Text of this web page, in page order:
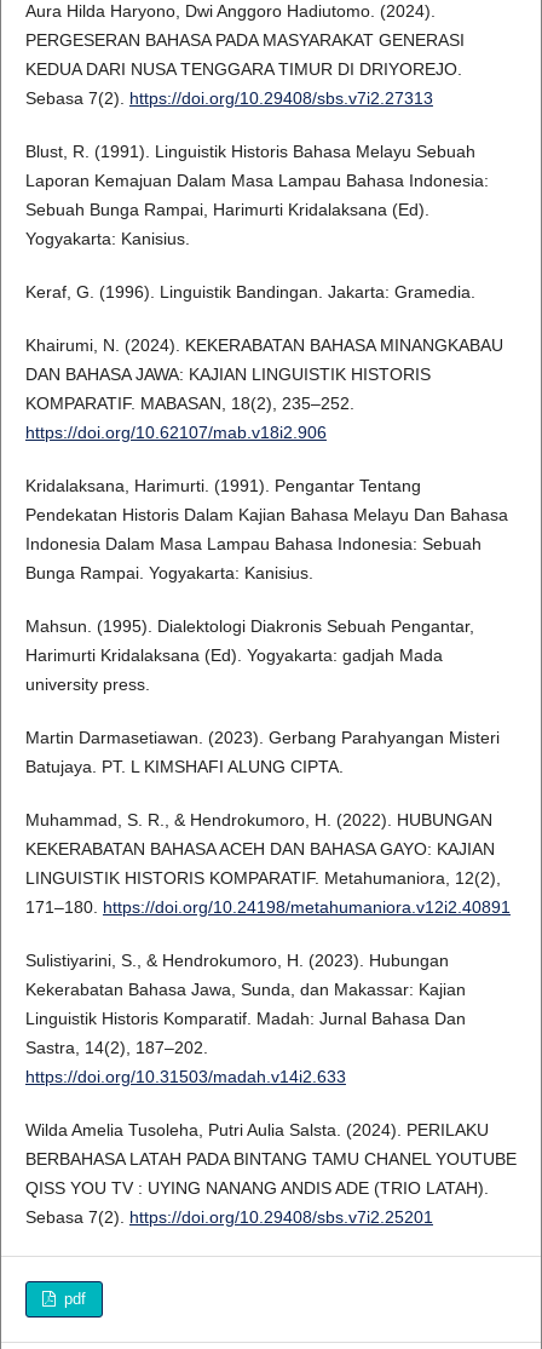
Aura Hilda Haryono, Dwi Anggoro Hadiutomo. (2024).
PERGESERAN BAHASA PADA MASYARAKAT GENERASI
KEDUA DARI NUSA TENGGARA TIMUR DI DRIYOREJO.
Sebasa 7(2). https://doi.org/10.29408/sbs.v7i2.27313
Blust, R. (1991). Linguistik Historis Bahasa Melayu Sebuah
Laporan Kemajuan Dalam Masa Lampau Bahasa Indonesia:
Sebuah Bunga Rampai, Harimurti Kridalaksana (Ed).
Yogyakarta: Kanisius.
Keraf, G. (1996). Linguistik Bandingan. Jakarta: Gramedia.
Khairumi, N. (2024). KEKERABATAN BAHASA MINANGKABAU
DAN BAHASA JAWA: KAJIAN LINGUISTIK HISTORIS
KOMPARATIF. MABASAN, 18(2), 235–252.
https://doi.org/10.62107/mab.v18i2.906
Kridalaksana, Harimurti. (1991). Pengantar Tentang
Pendekatan Historis Dalam Kajian Bahasa Melayu Dan Bahasa
Indonesia Dalam Masa Lampau Bahasa Indonesia: Sebuah
Bunga Rampai. Yogyakarta: Kanisius.
Mahsun. (1995). Dialektologi Diakronis Sebuah Pengantar,
Harimurti Kridalaksana (Ed). Yogyakarta: gadjah Mada
university press.
Martin Darmasetiawan. (2023). Gerbang Parahyangan Misteri
Batujaya. PT. L KIMSHAFI ALUNG CIPTA.
Muhammad, S. R., & Hendrokumoro, H. (2022). HUBUNGAN
KEKERABATAN BAHASA ACEH DAN BAHASA GAYO: KAJIAN
LINGUISTIK HISTORIS KOMPARATIF. Metahumaniora, 12(2),
171–180. https://doi.org/10.24198/metahumaniora.v12i2.40891
Sulistiyarini, S., & Hendrokumoro, H. (2023). Hubungan
Kekerabatan Bahasa Jawa, Sunda, dan Makassar: Kajian
Linguistik Historis Komparatif. Madah: Jurnal Bahasa Dan
Sastra, 14(2), 187–202.
https://doi.org/10.31503/madah.v14i2.633
Wilda Amelia Tusoleha, Putri Aulia Salsta. (2024). PERILAKU
BERBAHASA LATAH PADA BINTANG TAMU CHANEL YOUTUBE
QISS YOU TV : UYING NANANG ANDIS ADE (TRIO LATAH).
Sebasa 7(2). https://doi.org/10.29408/sbs.v7i2.25201
pdf